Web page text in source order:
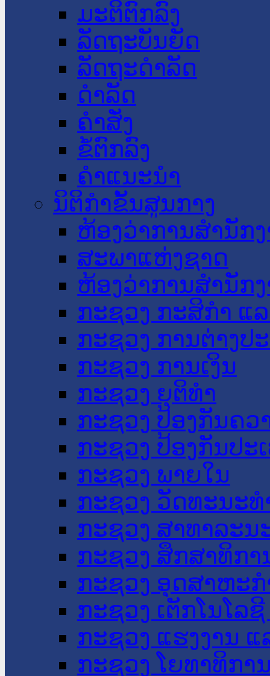
ມະຕິຕົກລົງ
ລັດຖະບັນຍັດ
ລັດຖະດໍາລັດ
ດໍາລັດ
ຄໍາສັ່ງ
ຂໍ້ຕົກລົງ
ຄໍາແນະນໍາ
ນິຕິກໍາຂັ້ນສູນກາງ
ຫ້ອງວ່າການສໍານັກ
ສະພາແຫ່ງຊາດ
ຫ້ອງວ່າການສຳນັກ
ກະຊວງ ກະສິກຳ ແ
ກະຊວງ ການຕ່າງປ
ກະຊວງ ການເງິນ
ກະຊວງ ຍຸຕິທໍາ
ກະຊວງ ປ້ອງກັນຄວ
ກະຊວງ ປ້ອງກັນປະ
ກະຊວງ ພາຍໃນ
ກະຊວງ ວັດທະນະ
ກະຊວງ ສາທາລະນ
ກະຊວງ ສຶກສາທິກາ
ກະຊວງ ອຸດສາຫະ
ກະຊວງ ເຕັກໂນໂລ
ກະຊວງ ແຮງງານ
ກະຊວງ ໂຍທາທິກາ